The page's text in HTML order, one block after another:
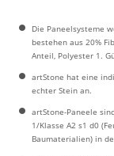
Die Paneelsysteme
bestehen aus 20%
Anteil, Polyester 1.
artStone hat eine
echter Stein an.
artStone-Paneele
1/Klasse A2 s1 d0
Baumaterialien) in